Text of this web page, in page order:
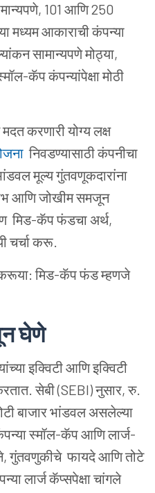
101 आणि 250
मध्यम आकाराची कंपन्या
सामान्यपणे मोठ्या,
कॅप कंपन्यांपेक्षा मोठी
करणारी योग्य लक्ष
निवडण्यासाठी कंपनीचा
मूल्य गुंतवणूकदारांना
आणि जोखीम समजून
मिड-कॅप फंडचा अर्थ,
चर्चा करू.
मिड-कॅप फंड म्हणजे
घेणे
इक्विटी आणि इक्विटी
सेबी (SEBI) नुसार, रु.
बाजार भांडवल असलेल्या
स्मॉल-कॅप आणि लार्ज-
गुंतवणुकीचे फायदे आणि तोटे
लार्ज कॅप्सपेक्षा चांगले